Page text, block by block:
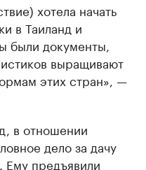
хотела начать
в Таиланд и
были документы,
выращивают
этих стран», —
в отношении
дело за дачу
Ему предъявили